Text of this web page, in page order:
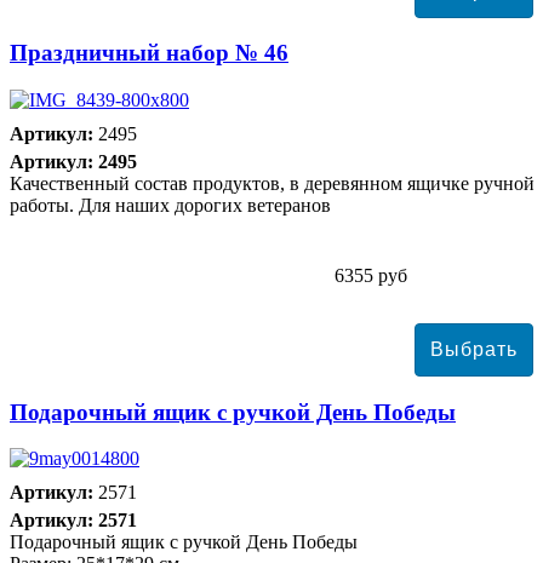
Праздничный набор № 46
Артикул: 2495
Артикул: 2495
Качественный состав продуктов, в деревянном ящичке ручной
работы. Для наших дорогих ветеранов
6355 руб
Подарочный ящик с ручкой День Победы
Артикул: 2571
Артикул: 2571
Подарочный ящик с ручкой День Победы